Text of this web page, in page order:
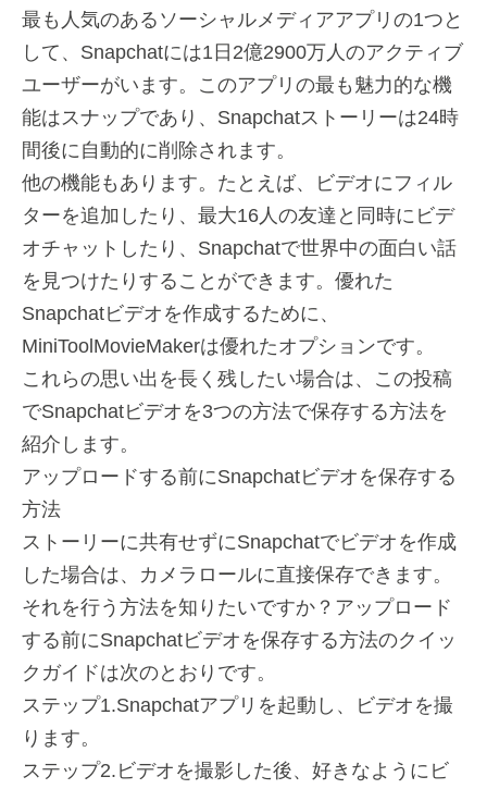
最も人気のあるソーシャルメディアアプリの1つと
して、Snapchatには1日2億2900万人のアクティブ
ユーザーがいます。このアプリの最も魅力的な機
能はスナップであり、Snapchatストーリーは24時
間後に自動的に削除されます。
他の機能もあります。たとえば、ビデオにフィル
ターを追加したり、最大16人の友達と同時にビデ
オチャットしたり、Snapchatで世界中の面白い話
を見つけたりすることができます。優れた
Snapchatビデオを作成するために、
MiniToolMovieMakerは優れたオプションです。
これらの思い出を長く残したい場合は、この投稿
でSnapchatビデオを3つの方法で保存する方法を
紹介します。
アップロードする前にSnapchatビデオを保存する
方法
ストーリーに共有せずにSnapchatでビデオを作成
した場合は、カメラロールに直接保存できます。
それを行う方法を知りたいですか？アップロード
する前にSnapchatビデオを保存する方法のクイッ
クガイドは次のとおりです。
ステップ1.Snapchatアプリを起動し、ビデオを撮
ります。
ステップ2.ビデオを撮影した後、好きなようにビ